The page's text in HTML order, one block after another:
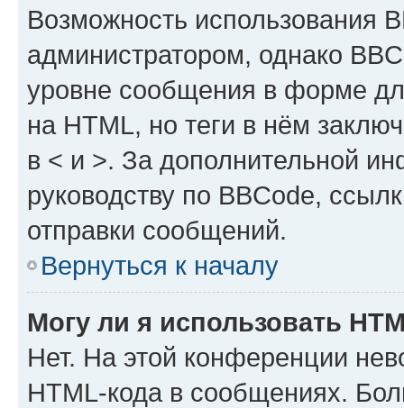
Возможность использования
администратором, однако
уровне сообщения в форме
на HTML, но теги в нём
в < и >. За дополнительной
руководству по BBCode,
отправки сообщений.
Вернуться к началу
Могу ли я использовать
Нет. На этой конференции
HTML-кода в сообщениях.